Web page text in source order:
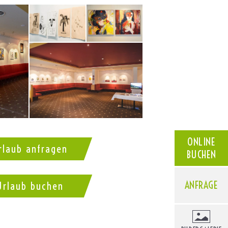
ONLINE
BUCHEN
ANFRAGE
anfragen
buchen